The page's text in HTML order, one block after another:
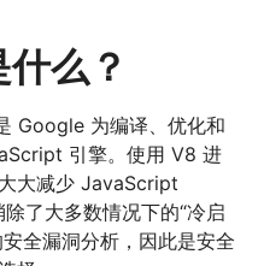
么？
Google 为编译、优化和
引擎。使用 V8 进
大减少 JavaScript
了大多数情况下的“冷启
全漏洞分析，因此是安全